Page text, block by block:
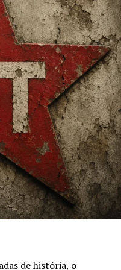
estão
generalizados e
transformação, as
este tipo de
visível dos pacotes
no Fórum
em Davos, este
tendência de
o Impacto das
apresentado na
poderão causar
bilhões de dólares
de história, o